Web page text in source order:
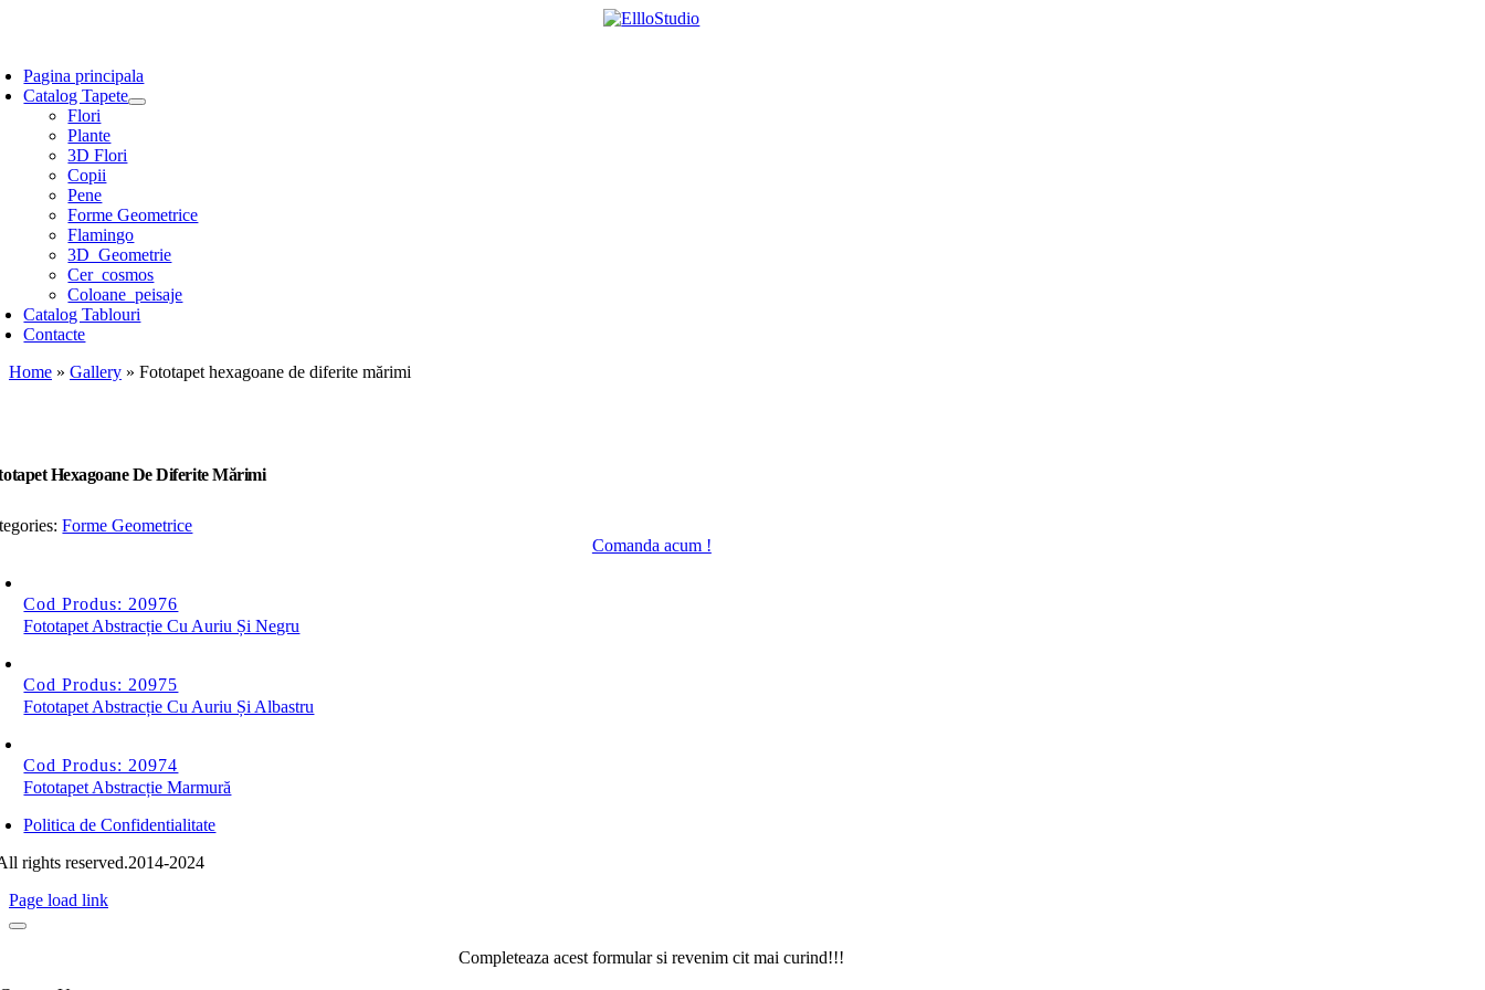
Pagina principala
Catalog Tapete
Flori
Plante
3D Flori
Copii
Pene
Forme Geometrice
Flamingo
3D_Geometrie
Cer_cosmos
Coloane_peisaje
Catalog Tablouri
Contacte
Home » Gallery » Fototapet hexagoane de diferite mărimi
Hexagoane De Diferite Mărimi
Forme Geometrice
Comanda acum !
Cod Produs: 20976
Fototapet Abstracție Cu Auriu Și Negru
Cod Produs: 20975
Fototapet Abstracție Cu Auriu Și Albastru
Cod Produs: 20974
Fototapet Abstracție Marmură
Politica de Confidentialitate
rights reserved.2014-2024
Page load link
Completeaza acest formular si revenim cit mai curind!!!